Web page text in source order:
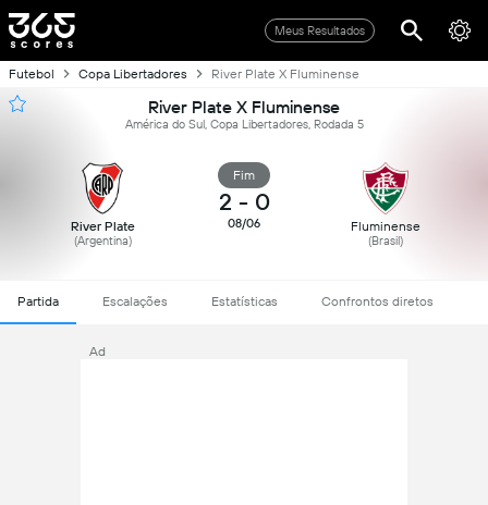
Meus Resultados
Futebol Copa Libertadores River Plate X Fluminense
River Plate X Fluminense
América do Sul, Copa Libertadores, Rodada 5
River Plate
(Argentina)
Fim
2 - 0
08/06 Fluminense
(Brasil)
Partida Escalações Estatísticas Confrontos diretos
Ad